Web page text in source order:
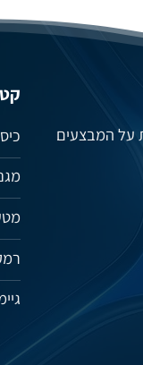
על המבצעים